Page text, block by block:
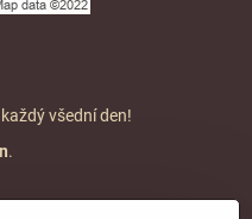
všední den!
.